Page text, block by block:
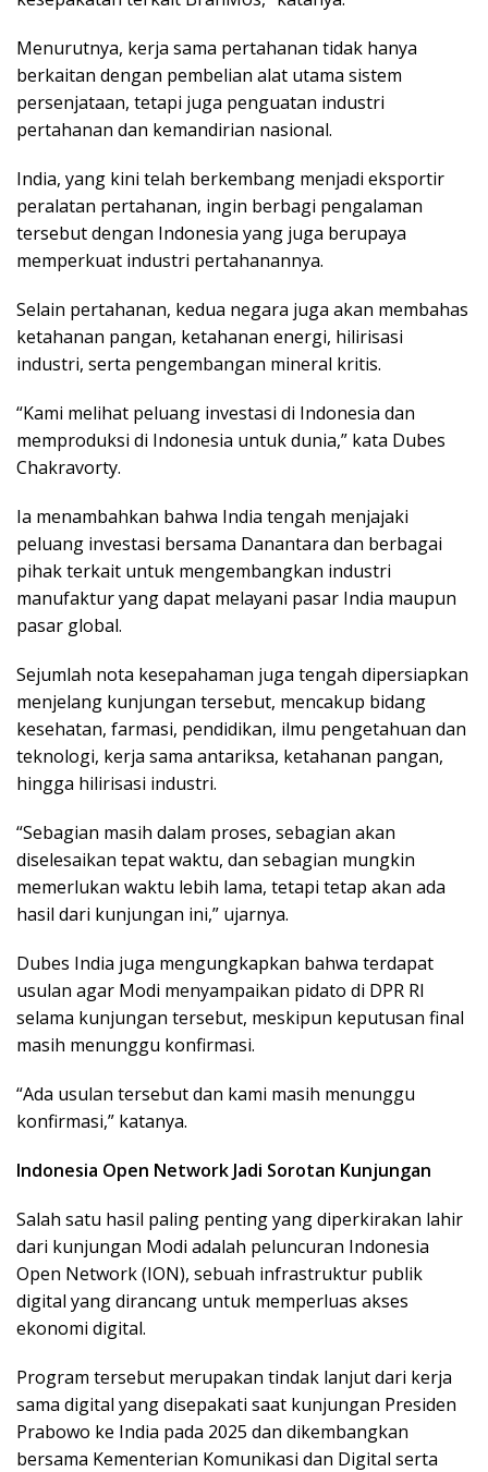
Menurutnya, kerja sama pertahanan tidak hanya
berkaitan dengan pembelian alat utama sistem
persenjataan, tetapi juga penguatan industri
pertahanan dan kemandirian nasional.
India, yang kini telah berkembang menjadi eksportir
peralatan pertahanan, ingin berbagi pengalaman
tersebut dengan Indonesia yang juga berupaya
memperkuat industri pertahanannya.
Selain pertahanan, kedua negara juga akan membahas
ketahanan pangan, ketahanan energi, hilirisasi
industri, serta pengembangan mineral kritis.
“Kami melihat peluang investasi di Indonesia dan
memproduksi di Indonesia untuk dunia,” kata Dubes
Chakravorty.
Ia menambahkan bahwa India tengah menjajaki
peluang investasi bersama Danantara dan berbagai
pihak terkait untuk mengembangkan industri
manufaktur yang dapat melayani pasar India maupun
pasar global.
Sejumlah nota kesepahaman juga tengah dipersiapkan
menjelang kunjungan tersebut, mencakup bidang
kesehatan, farmasi, pendidikan, ilmu pengetahuan dan
teknologi, kerja sama antariksa, ketahanan pangan,
hingga hilirisasi industri.
“Sebagian masih dalam proses, sebagian akan
diselesaikan tepat waktu, dan sebagian mungkin
memerlukan waktu lebih lama, tetapi tetap akan ada
hasil dari kunjungan ini,” ujarnya.
Dubes India juga mengungkapkan bahwa terdapat
usulan agar Modi menyampaikan pidato di DPR RI
selama kunjungan tersebut, meskipun keputusan final
masih menunggu konfirmasi.
“Ada usulan tersebut dan kami masih menunggu
konfirmasi,” katanya.
Indonesia Open Network Jadi Sorotan Kunjungan
Salah satu hasil paling penting yang diperkirakan lahir
dari kunjungan Modi adalah peluncuran Indonesia
Open Network (ION), sebuah infrastruktur publik
digital yang dirancang untuk memperluas akses
ekonomi digital.
Program tersebut merupakan tindak lanjut dari kerja
sama digital yang disepakati saat kunjungan Presiden
Prabowo ke India pada 2025 dan dikembangkan
bersama Kementerian Komunikasi dan Digital serta